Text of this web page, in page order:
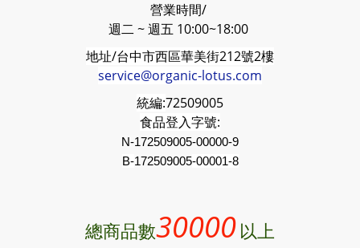
營業時間/
週二 ~ 週五 10:00~18:00
地址/台中市西區華美街212號2樓
service@organic-lotus.com
統編:72509005
食品登入字號:
N-172509005-00000-9
B-172509005-00001-8
總商品數30000 以上